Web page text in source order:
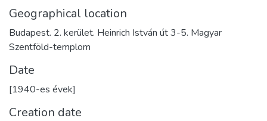
Geographical location
Budapest. 2. kerület. Heinrich István út 3-5. Magyar
Szentföld-templom
Date
[1940-es évek]
Creation date